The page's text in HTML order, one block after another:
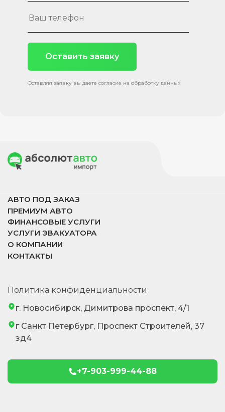
Оставить заявку
Оставляя заявку вы даете согласие на обработку данных
АВТО ПОД ЗАКАЗ
ПРЕМИУМ АВТО
ФИНАНСОВЫЕ УСЛУГИ
УСЛУГИ ЭВАКУАТОРА
О КОМПАНИИ
КОНТАКТЫ
Политика конфиденциальности
г. Новосибирск, Димитрова проспект, 4/1
г Санкт Петербург, Проспект Строителей, 37
зд4
+7-903-999-44-88